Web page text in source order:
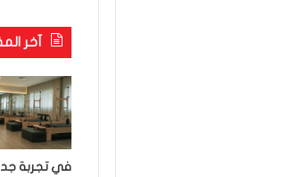
آخر
في تجربة